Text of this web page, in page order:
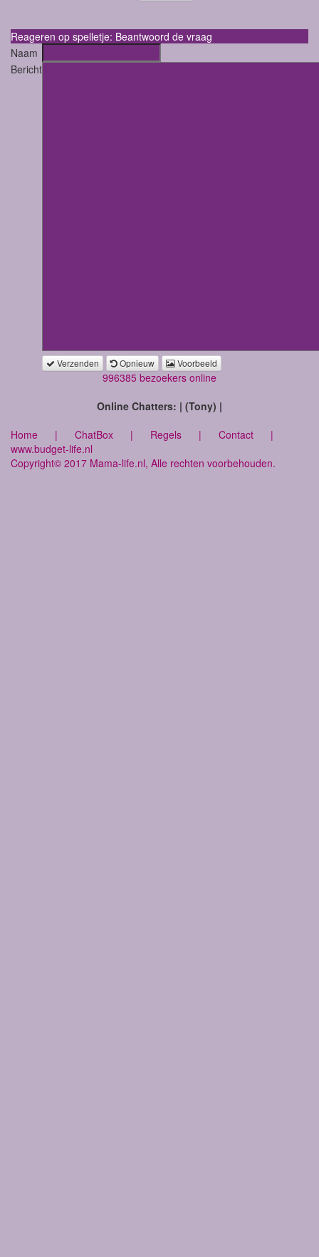
Reageren op spelletje: Beantwoord de vraag
Naam
Bericht
Verzenden Opnieuw Voorbeeld
996385 bezoekers online
Online Chatters: | (Tony) |
Home | ChatBox | Regels | Contact |
www.budget-life.nl
Copyright© 2017 Mama-life.nl, Alle rechten voorbehouden.